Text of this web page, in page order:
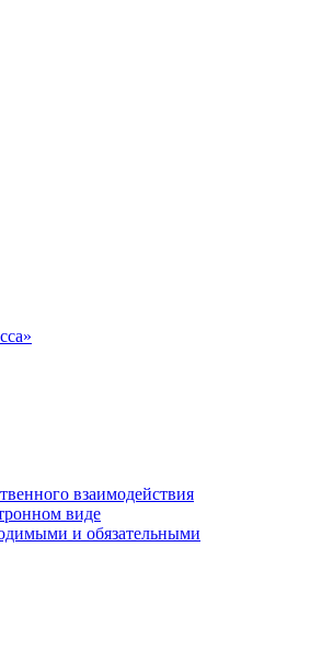
взаимодействия
виде
и обязательными